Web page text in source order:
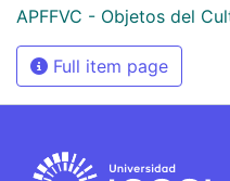
APFFVC - Objetos del
Full item page